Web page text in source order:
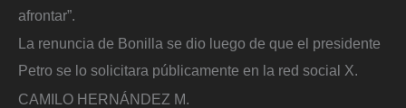
afrontar”.
La renuncia de Bonilla se dio luego de que el presidente
Petro se lo solicitara públicamente en la red social X.
CAMILO HERNÁNDEZ M.